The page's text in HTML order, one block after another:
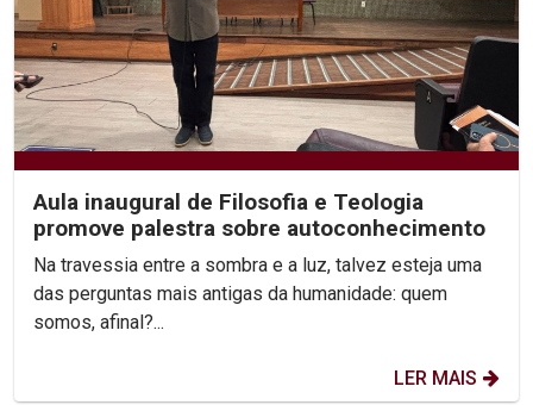
Aula inaugural de Filosofia e Teologia
promove palestra sobre autoconhecimento
Na travessia entre a sombra e a luz, talvez esteja uma
das perguntas mais antigas da humanidade: quem
somos, afinal?...
LER MAIS